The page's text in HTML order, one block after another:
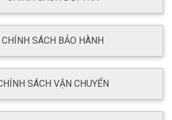
CHÍNH SÁCH BẢO HÀNH
SÁCH VẬN CHUYỂN